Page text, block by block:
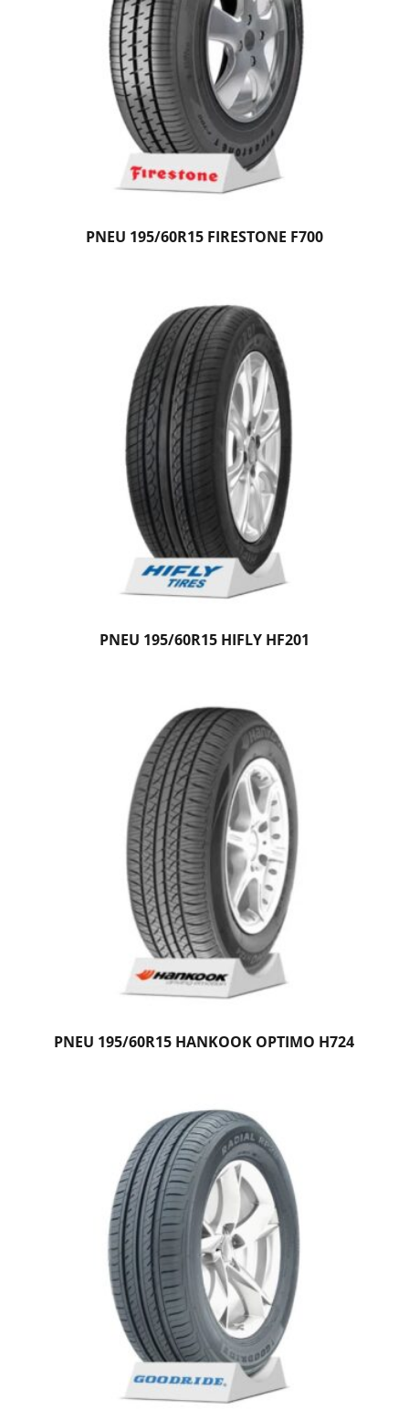
PNEU 195/60R15 FIRESTONE F700
PNEU 195/60R15 HIFLY HF201
PNEU 195/60R15 HANKOOK OPTIMO H724